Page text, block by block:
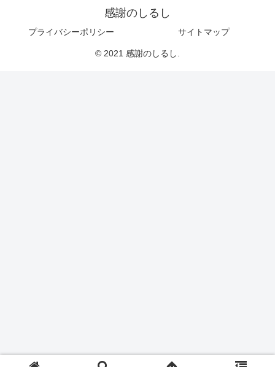
感謝のしるし
プライバシーポリシー サイトマップ
© 2021 感謝のしるし.